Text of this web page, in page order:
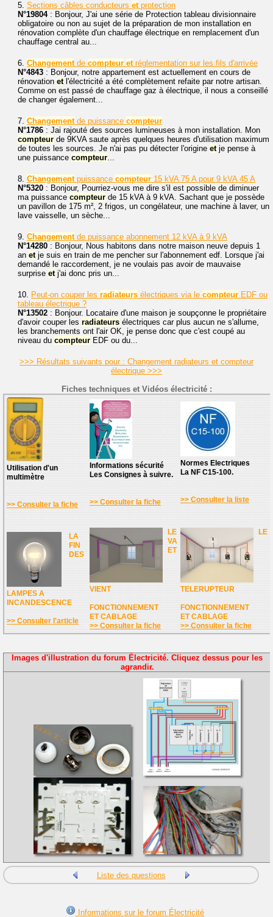
5. Sections câbles conducteurs etprotection
N°19804: Bonjour, J'ai une série de Protection tableau divisionnaire
obligatoire ou non au sujet de la préparation de mon installation en
rénovation complète d'un chauffage électrique en remplacement d'un
chauffage central au...
6. Changementde compteur etréglementation sur les fils d'arrivée
N°4843 : Bonjour, notre appartement est actuellement en cours de
rénovation etl'électricité a été complètement refaite par notre artisan.
Comme on est passé de chauffage gaz à électrique, il nous a conseillé
de changer également...
7. Changementde puissance compteur
N°1786 : Jai rajouté des sources lumineuses à mon installation. Mon
compteur de 9KVA saute après quelques heures d'utilisation maximum
de toutes les sources. Je n'ai pas pu détecter l'origine etje pense à
une puissance compteur...
8. Changementpuissance compteur 15 kVA 75 A pour 9 kVA 45 A
N°5320 : Bonjour, Pourriez-vous me dire s'il est possible de diminuer
ma puissance compteur de 15 kVA à 9 kVA. Sachant que je possède
un pavillon de 175 m², 2 frigos, un congélateur, une machine à laver, un
lave vaisselle, un sèche...
9. Changementde puissance abonnement 12 kVA à 9 kVA
N°14280 : Bonjour, Nous habitons dans notre maison neuve depuis 1
an etje suis en train de me pencher sur l'abonnement edf. Lorsque j'ai
demandé le raccordement, je ne voulais pas avoir de mauvaise
surprise etj'ai donc pris un...
10. Peut-on couper les radiateurs électriques via le compteur EDF ou
tableau électrique ?
N°13502 : Bonjour. Locataire d'une maison je soupçonne le propriétaire
d'avoir couper les radiateurs électriques car plus aucun ne s'allume,
les branchements ont l'air OK, je pense donc que c'est coupé au
niveau du compteur EDF ou du...
>>> Résultats suivants pour : Changement radiateurs et compteur
électrique >>>
Fiches techniques et Vidéos électricité :
Utilisation d'un
multimètre
>> Consulter la fiche
Informations sécurité
Les Consignes à suivre.
>> Consulter la fiche
Normes Electriques
La NF C15-100.
>> Consulter la liste
LA
FIN
DES
LAMPES A
INCANDESCENCE
>> Consulter l'article
LE
VA
ET
VIENT
FONCTIONNEMENT
ET CABLAGE
>> Consulter la fiche
LE
TELERUPTEUR
FONCTIONNEMENT
ET CABLAGE
>> Consulter la fiche
Images d'illustration du forum Électricité. Cliquez dessus pour les
agrandir.
Liste des questions
Informations sur le forum Électricité